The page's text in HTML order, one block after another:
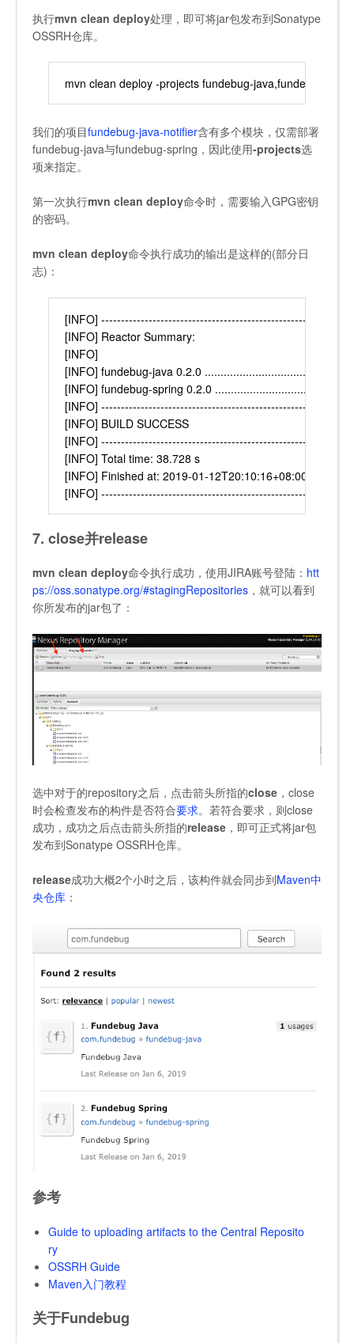
执行mvn clean deploy处理，即可将jar包发布到Sonatype
OSSRH仓库。
mvn clean deploy -projects fundebug-java,fundebug-
我们的项目fundebug-java-notifier含有多个模块，仅需部署
fundebug-java与fundebug-spring，因此使用-projects选
项来指定。
第一次执行mvn clean deploy命令时，需要输入GPG密钥
的密码。
mvn clean deploy命令执行成功的输出是这样的(部分日
志)：
[INFO]
[INFO] Reactor Summary:
[INFO]
[INFO] fundebug-java 0.2.0 ................................
[INFO] fundebug-spring 0.2.0 ..............................
[INFO]
[INFO] BUILD SUCCESS
[INFO]
[INFO] Total time: 38.728 s
[INFO] Finished at: 2019-01-12T20:10:16+08:00
[INFO]
7. close并release
mvn clean deploy命令执行成功，使用JIRA账号登陆： htt
ps://oss.sonatype.org/#stagingRepositories ，就可以看到
你所发布的jar包了：
选中对于的repository之后，点击箭头所指的close ，close
时会检查发布的构件是否符合要求。若符合要求，则close
成功，成功之后点击箭头所指的release ，即可正式将jar包
发布到Sonatype OSSRH仓库。
release成功大概2个小时之后，该构件就会同步到Maven中
央仓库 ：
参考
Guide to uploading artifacts to the Central Reposito
ry
OSSRH Guide
Maven入门教程
关于Fundebug